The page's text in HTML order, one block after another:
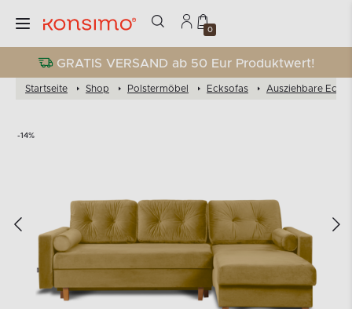
0
GRATIS VERSAND ab 50 Eur Produktwert!
Startseite Shop Polstermöbel Ecksofas Ausziehbare
-14%